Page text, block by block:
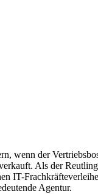
wenn der
Als der
IT-
Agentur.